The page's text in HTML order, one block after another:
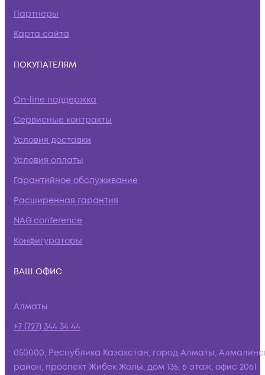
Партнеры
Карта сайта
ПОКУПАТЕЛЯМ
On-line поддержка
Сервисные контракты
Условия доставки
Условия оплаты
Гарантийное обслуживание
Расширенная гарантия
NAG.conference
Конфигураторы
ВАШ ОФИС
Алматы
+7 (727) 344 34 44
050000, Республика Казахстан, город Алматы,
район, проспект Жибек Жолы, дом 135, 6 этаж, офис 2061